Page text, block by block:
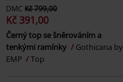
DMC Kč 799,00
Kč 391,00
Černý top se šněrováním a
tenkými ramínky
Gothicana by
EMP
Top